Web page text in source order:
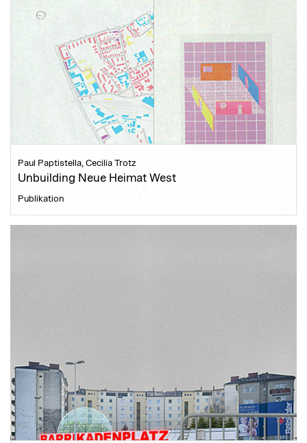
Paul Paptistella, Cecilia Trotz
Unbuilding Neue Heimat West
Publikation